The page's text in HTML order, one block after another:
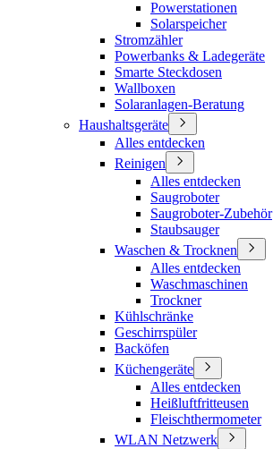
Powerstationen
Solarspeicher
Stromzähler
Powerbanks & Ladegeräte
Smarte Steckdosen
Wallboxen
Solaranlagen-Beratung
Haushaltsgeräte
Alles entdecken
Reinigen
Alles entdecken
Saugroboter
Saugroboter-Zubehör
Staubsauger
Waschen & Trocknen
Alles entdecken
Waschmaschinen
Trockner
Kühlschränke
Geschirrspüler
Backöfen
Küchengeräte
Alles entdecken
Heißluftfritteusen
Fleischthermometer
WLAN Netzwerk